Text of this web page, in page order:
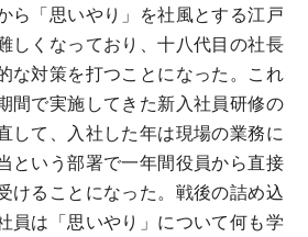
ら「思いやり」を社風とする江戸
しくなっており、十八代目の社長
な対策を打つことになった。これ
間で実施してきた新入社員研修の
して、入社した年は現場の業務に
という部署で一年間役員から直接
けることになった。戦後の詰め込
員は「思いやり」について何も学